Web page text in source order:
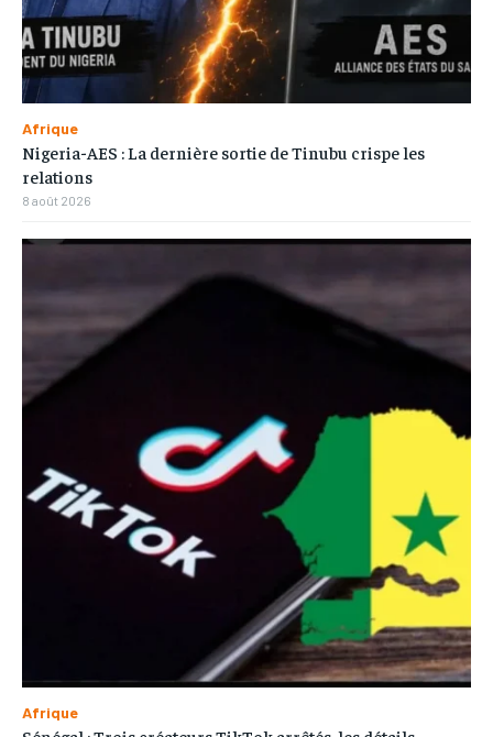
Afrique
Nigeria-AES : La dernière sortie de Tinubu crispe les
relations
8 août 2026
Afrique